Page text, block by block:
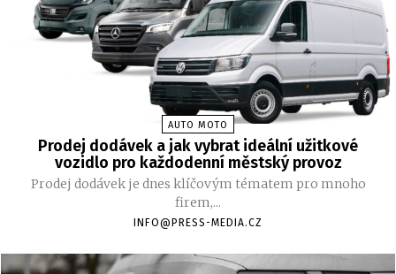
AUTO MOTO
Prodej dodávek a jak vybrat ideální užitkové
vozidlo pro každodenní městský provoz
Prodej dodávek je dnes klíčovým tématem pro mnoho
firem,...
INFO@PRESS-MEDIA.CZ